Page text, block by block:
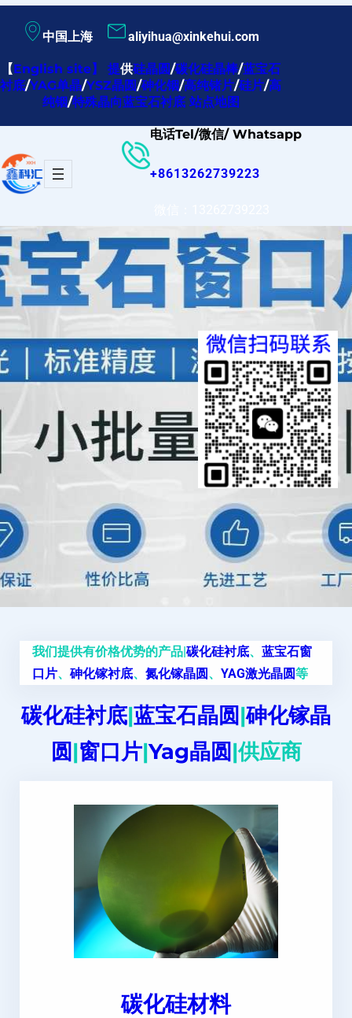
内
容
中国上海 aliyihua@xinkehui.com
【English site】提供硅晶圆/碳化硅晶棒/蓝宝石
衬底/YAG单晶/YSZ晶圆/砷化铟/高纯锗片/硅片/高
纯铟/特殊晶向蓝宝石衬底 站点地图
电话Tel/微信/ Whatsapp
+8613262739223
我们提供有价格优势的产品|碳化硅衬底、 蓝宝石窗
口片、 砷化镓衬底、 氮化镓晶圆、 YAG激光晶圆等
碳化硅衬底|蓝宝石晶圆|砷化镓晶
圆|窗口片|Yag晶圆|供应商
碳化硅材料